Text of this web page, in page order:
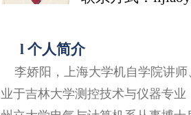
l 个人简介
李娇阳，上海大学机自学院讲师
业于吉林大学测控技术与仪器专业